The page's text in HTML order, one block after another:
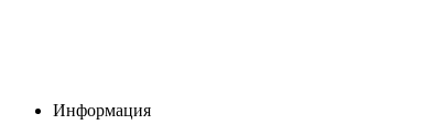
Информация